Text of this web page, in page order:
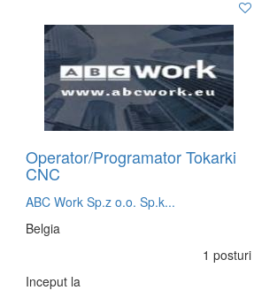
Operator/Programator Tokarki
CNC
ABC Work Sp.z o.o. Sp.k...
Belgia
1 posturi
Inceput la